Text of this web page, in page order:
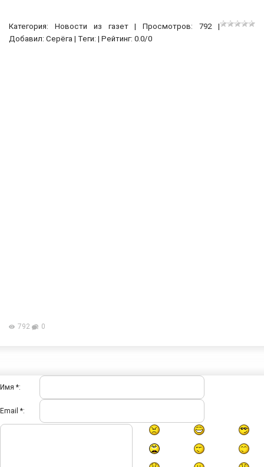
Категория: Новости из газет| Просмотров: 792 |
Добавил: Серёга | Теги: | Рейтинг: 0.0/0
792 0
Имя *:
Email *: